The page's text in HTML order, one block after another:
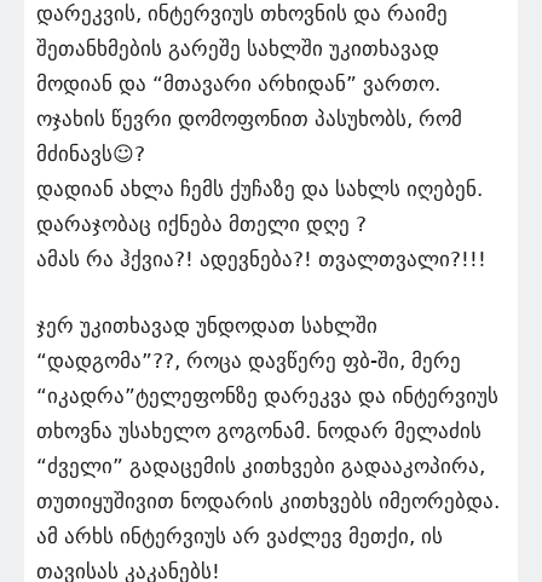
დარეკვის, ინტერვიუს თხოვნის და რაიმე
შეთანხმების გარეშე სახლში უკითხავად
მოდიან და “მთავარი არხიდან” ვართო.
ოჯახის წევრი დომოფონით პასუხობს, რომ
მძინავს☺️?
დადიან ახლა ჩემს ქუჩაზე და სახლს იღებენ.
დარაჯობაც იქნება მთელი დღე ?
ამას რა ჰქვია?! ადევნება?! თვალთვალი?!!!
ჯერ უკითხავად უნდოდათ სახლში
“დადგომა”??, როცა დავწერე ფბ-ში, მერე
“იკადრა”ტელეფონზე დარეკვა და ინტერვიუს
თხოვნა უსახელო გოგონამ. ნოდარ მელაძის
“ძველი” გადაცემის კითხვები გადააკოპირა,
თუთიყუშივით ნოდარის კითხვებს იმეორებდა.
ამ არხს ინტერვიუს არ ვაძლევ მეთქი, ის
თავისას კაკანებს!